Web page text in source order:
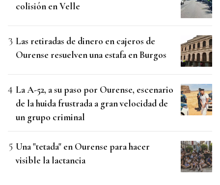
colisión en Velle
Las retiradas de dinero en cajeros de
Ourense resuelven una estafa en Burgos
La A-52, a su paso por Ourense, escenario
de la huida frustrada a gran velocidad de
un grupo criminal
Una "tetada" en Ourense para hacer
visible la lactancia